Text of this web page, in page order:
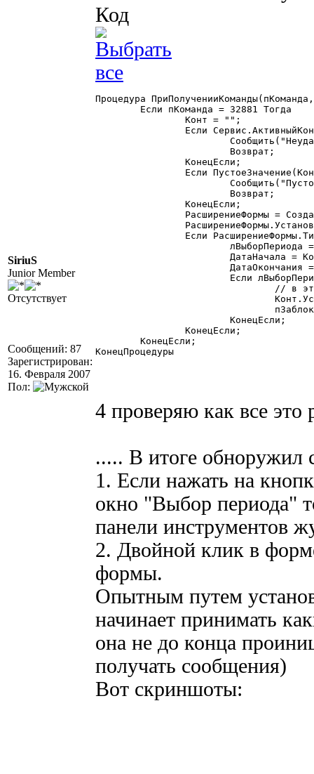
SiriuS
Junior Member
Отсутствует
Сообщений: 87
Зарегистрирован:
16. Февраля 2007
Пол:
Код
Процедура
КонецПроцедуры
4 проверяю как все
..... В итоге обноружил
1. Если нажать на
окно "Выбор периода"
панели инструментов
2. Двойной клик в
формы.
Опытным путем
начинает принимать
она не до конца
получать сообщения)
Вот скриншоты: